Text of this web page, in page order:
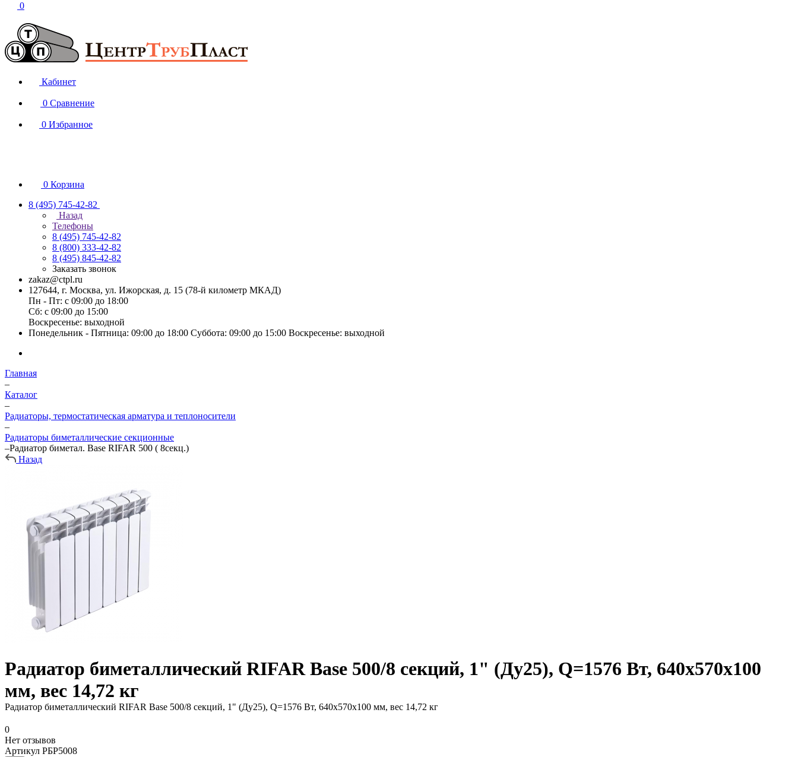
0
Кабинет
0 Сравнение
0 Избранное
0 Корзина
8 (495) 745-42-82
Назад
Телефоны
8 (495) 745-42-82
8 (800) 333-42-82
8 (495) 845-42-82
Заказать звонок
zakaz@ctpl.ru
127644, г. Москва, ул. Ижорская, д. 15 (78-й километр МКАД)
Пн - Пт: с 09:00 до 18:00
Сб: с 09:00 до 15:00
Воскресенье: выходной
Понедельник - Пятница: 09:00 до 18:00 Суббота: 09:00 до 15:00 Воскресенье: выходной
Главная
–
Каталог
–
Радиаторы, термостатическая арматура и теплоносители
–
Радиаторы биметаллические секционные
–Радиатор биметал. Base RIFAR 500 ( 8секц.)
Назад
Радиатор биметаллический RIFAR Base 500/8 секций, 1" (Ду25), Q=1576 Вт, 640х570х100
мм, вес 14,72 кг
Радиатор биметаллический RIFAR Base 500/8 секций, 1" (Ду25), Q=1576 Вт, 640х570х100 мм, вес 14,72 кг
0
Нет отзывов
Артикул РБР5008